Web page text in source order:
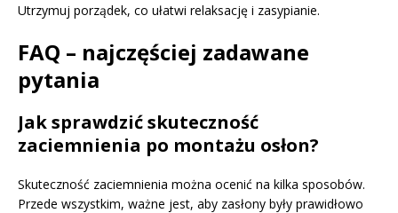
Utrzymuj porządek, co ułatwi relaksację i zasypianie.
FAQ – najczęściej zadawane
pytania
Jak sprawdzić skuteczność
zaciemnienia po montażu osłon?
Skuteczność zaciemnienia można ocenić na kilka sposobów.
Przede wszystkim, ważne jest, aby zasłony były prawidłowo